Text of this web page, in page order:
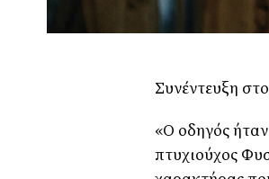
Συνέντευξη
«Ο οδηγός
πτυχιούχος